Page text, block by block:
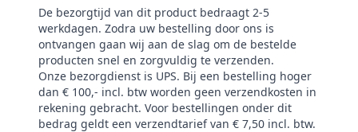
De bezorgtijd van dit product bedraagt 2-5
werkdagen. Zodra uw bestelling door ons is
ontvangen gaan wij aan de slag om de bestelde
producten snel en zorgvuldig te verzenden.
Onze bezorgdienst is UPS. Bij een bestelling hoger
dan € 100,- incl. btw worden geen verzendkosten in
rekening gebracht. Voor bestellingen onder dit
bedrag geldt een verzendtarief van € 7,50 incl. btw.